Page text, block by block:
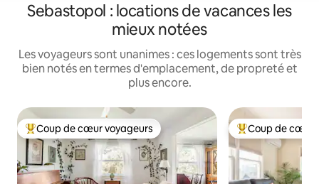
Sebastopol : locations de vacances les
mieux notées
Les voyageurs sont unanimes : ces logements sont très
bien notés en termes d'emplacement, de propreté et
plus encore.
Coups de cœur voyageurs les plus appréciés
Coup de cœur voyageurs Coups de cœur
Coup de cœur